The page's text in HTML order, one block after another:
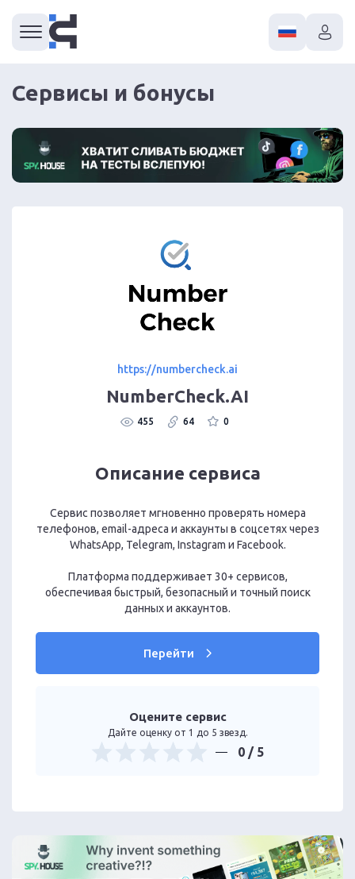
Сервисы и бонусы
https://numbercheck.ai
NumberCheck.AI
455 64 0
Описание сервиса
Сервис позволяет мгновенно проверять номера
телефонов, email-адреса и аккаунты в соцсетях через
WhatsApp, Telegram, Instagram и Facebook.
Платформа поддерживает 30+ сервисов,
обеспечивая быстрый, безопасный и точный поиск
данных и аккаунтов.
Перейти
Оцените сервис
Дайте оценку от 1 до 5 звезд.
0 / 5